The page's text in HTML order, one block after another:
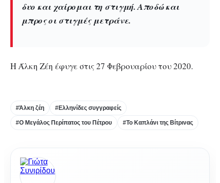
δυο και χαίρομαι τη στιγμή. Αποδώ και
μπρος οι στιγμές μετράνε.
Η Άλκη Ζέη έφυγε στις 27 Φεβρουαρίου του 2020.
#Άλκη ζέη #Ελληνίδες συγγραφείς
#Ο Μεγάλος Περίπατος του Πέτρου #Το Καπλάνι της Βίτρινας